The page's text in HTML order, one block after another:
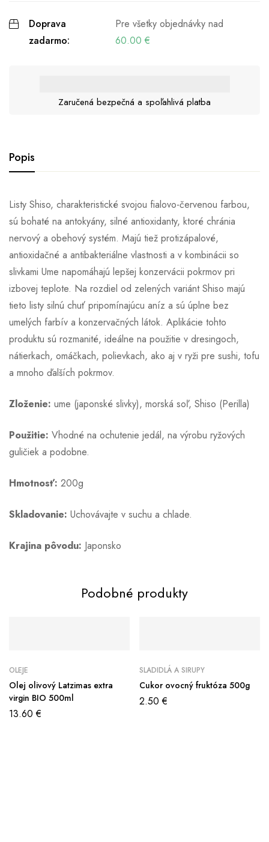
Doprava
zadarmo:
Pre všetky objednávky nad
60.00 €
Zaručená bezpečná a spoľahlivá platba
Popis
Listy Shiso, charakteristické svojou fialovo-červenou farbou,
sú bohaté na antokyány, silné antioxidanty, ktoré chránia
nervový a obehový systém. Majú tiež protizápalové,
antioxidačné a antibakteriálne vlastnosti a v kombinácii so
slivkami Ume napomáhajú lepšej konzervácii pokrmov pri
izbovej teplote. Na rozdiel od zelených variánt Shiso majú
tieto listy silnú chuť pripomínajúcu aníz a sú úplne bez
umelých farbív a konzervačných látok. Aplikácie tohto
produktu sú rozmanité, ideálne na použitie v dresingoch,
nátierkach, omáčkach, polievkach, ako aj v ryži pre sushi, tofu
a mnoho ďalších pokrmov.
Zloženie: ume (japonské slivky), morská soľ, Shiso (Perilla)
Použitie: Vhodné na ochutenie jedál, na výrobu ryžových
guličiek a podobne.
Hmotnosť: 200g
Skladovanie: Uchovávajte v suchu a chlade.
Krajina pôvodu: Japonsko
Podobné produkty
OLEJE
Olej olivový Latzimas extra
virgin BIO 500ml
13.60€
SLADIDLÁ A SIRUPY
Cukor ovocný fruktóza 500g
2.50€